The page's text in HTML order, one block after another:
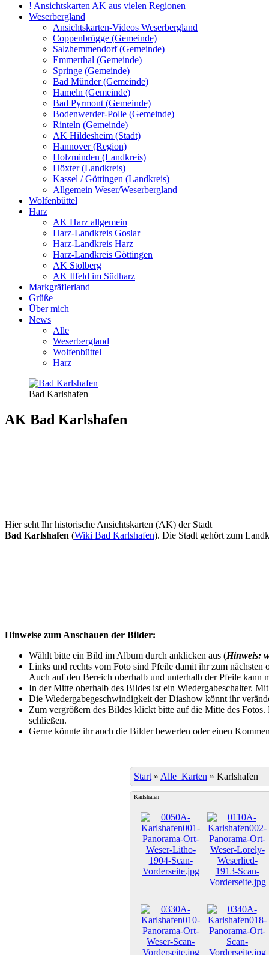
! Ansichtskarten AK aus vielen Regionen
Weserbergland
Ansichtskarten-Videos Weserbergland
Coppenbrügge (Gemeinde)
Salzhemmendorf (Gemeinde)
Emmerthal (Gemeinde)
Springe (Gemeinde)
Bad Münder (Gemeinde)
Hameln (Gemeinde)
Bad Pyrmont (Gemeinde)
Bodenwerder-Polle (Gemeinde)
Rinteln (Gemeinde)
AK Hildesheim (Stadt)
Hannover (Region)
Holzminden (Landkreis)
Höxter (Landkreis)
Kassel / Göttingen (Landkreis)
Allgemein Weser/Weserbergland
Wolfenbüttel
Harz
AK Harz allgemein
Harz-Landkreis Goslar
Harz-Landkreis Harz
Harz-Landkreis Göttingen
AK Stolberg
AK Ilfeld im Südharz
Markgräflerland
Grüße
Über mich
News
Alle
Weserbergland
Wolfenbüttel
Harz
Bad Karlshafen
AK Bad Karlshafen
Hier seht Ihr historische Ansichtskarten (AK) der Stadt
Bad Karlshafen (Wiki Bad Karlshafen). Die Stadt gehört zum
Hinweise zum Anschauen der Bilder:
Wählt bitte ein Bild im Album durch anklicken aus (Hinweis:
Links und rechts vom Foto sind Pfeile damit ihr zum
Auch auf den Bereich oberhalb und unterhalb der Pfeile kann
In der Mitte oberhalb des Bildes ist ein Wiedergabeschalter.
Die Wiedergabegeschwindigkeit der Diashow könnt ihr
Zum vergrößern des Bildes klickt bitte auf die Mitte des
schließen.
Gerne könnte ihr auch die Bilder bewerten oder einen
Start » Alle_Karten » Karlshafen
Karlshafen